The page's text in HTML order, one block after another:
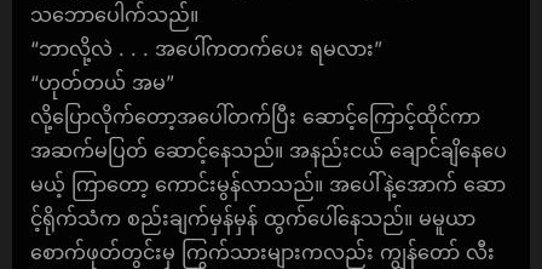
သဘောပေါက်သည်။
“ဘာလို့လဲ . . . အပေါ်ကတက်ပေး ရမလား”
“ဟုတ်တယ် အမ”
လို့ပြောလိုက်တော့အပေါ်တက်ပြီး ဆောင့်ကြောင့်ထိုင်ကာ
အဆက်မပြတ် ဆောင့်နေသည်။ အနည်းငယ် ချောင်ချိနေပေ
မယ့် ကြာတော့ ကောင်းမွန်လာသည်။ အပေါ်နဲ့အောက် ဆော
င့်ရိုက်သံက စည်းချက်မှန်မှန် ထွက်ပေါ်နေသည်။ မမူယာ
စောက်ဖုတ်တွင်းမှ ကြွက်သားများကလည်း ကျွန်တော် လီး